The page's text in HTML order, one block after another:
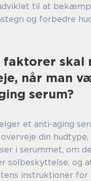
til at
og forbedre
faktorer skal
når man
serum?
et anti-aging
din hudtype,
i serummet, om
solbeskyttelse, og
instruktioner for